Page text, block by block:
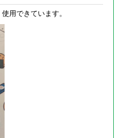
用できています。